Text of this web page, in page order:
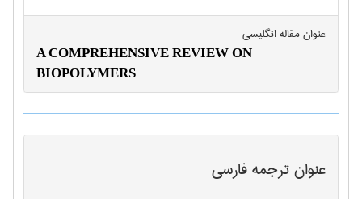
عنوان مقاله انگليسی
A COMPREHENSIVE REVIEW ON
BIOPOLYMERS
عنوان ترجمه فارسی